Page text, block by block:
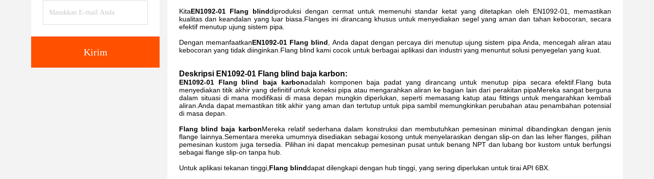
Kirim
KitaEN1092-01 Flang blinddiproduksi dengan cermat untuk memenuhi standar ketat yang ditetapkan oleh EN1092-01, memastikan
kualitas dan keandalan yang luar biasa.Flanges ini dirancang khusus untuk menyediakan segel yang aman dan tahan kebocoran, secara
efektif menutup ujung sistem pipa.
Dengan memanfaatkanEN1092-01 Flang blind , Anda dapat dengan percaya diri menutup ujung sistem pipa Anda, mencegah aliran atau
kebocoran yang tidak diinginkan.Flang blind kami cocok untuk berbagai aplikasi dan industri yang menuntut solusi penyegelan yang kuat.
Deskripsi EN1092-01 Flang blind baja karbon:
EN1092-01 Flang blind baja karbonadalah komponen baja padat yang dirancang untuk menutup pipa secara efektif.Flang buta
menyediakan titik akhir yang definitif untuk koneksi pipa atau mengarahkan aliran ke bagian lain dari perakitan pipaMereka sangat berguna
dalam situasi di mana modifikasi di masa depan mungkin diperlukan, seperti memasang katup atau fittings untuk mengarahkan kembali
aliran.Anda dapat memastikan titik akhir yang aman dan tertutup untuk pipa sambil memungkinkan perubahan atau penambahan potensial
di masa depan.
Flang blind baja karbonMereka relatif sederhana dalam konstruksi dan membutuhkan pemesinan minimal dibandingkan dengan jenis
flange lainnya.Sementara mereka umumnya disediakan sebagai kosong untuk menyelaraskan dengan slip-on dan las leher flanges, pilihan
pemesinan kustom juga tersedia. Pilihan ini dapat mencakup pemesinan pusat untuk benang NPT dan lubang bor kustom untuk berfungsi
sebagai flange slip-on tanpa hub.
Untuk aplikasi tekanan tinggi, Flang blinddapat dilengkapi dengan hub tinggi, yang sering diperlukan untuk tirai API 6BX.